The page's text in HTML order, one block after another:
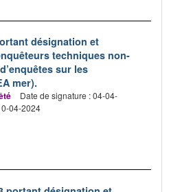
désignation et
techniques non-
sur les
mer).
Date de signature : 04-04-
04-2024